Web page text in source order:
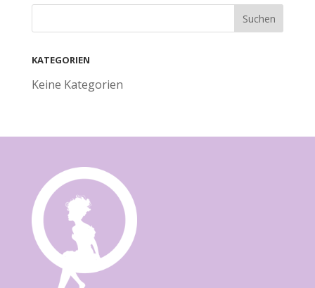
KATEGORIEN
Keine Kategorien